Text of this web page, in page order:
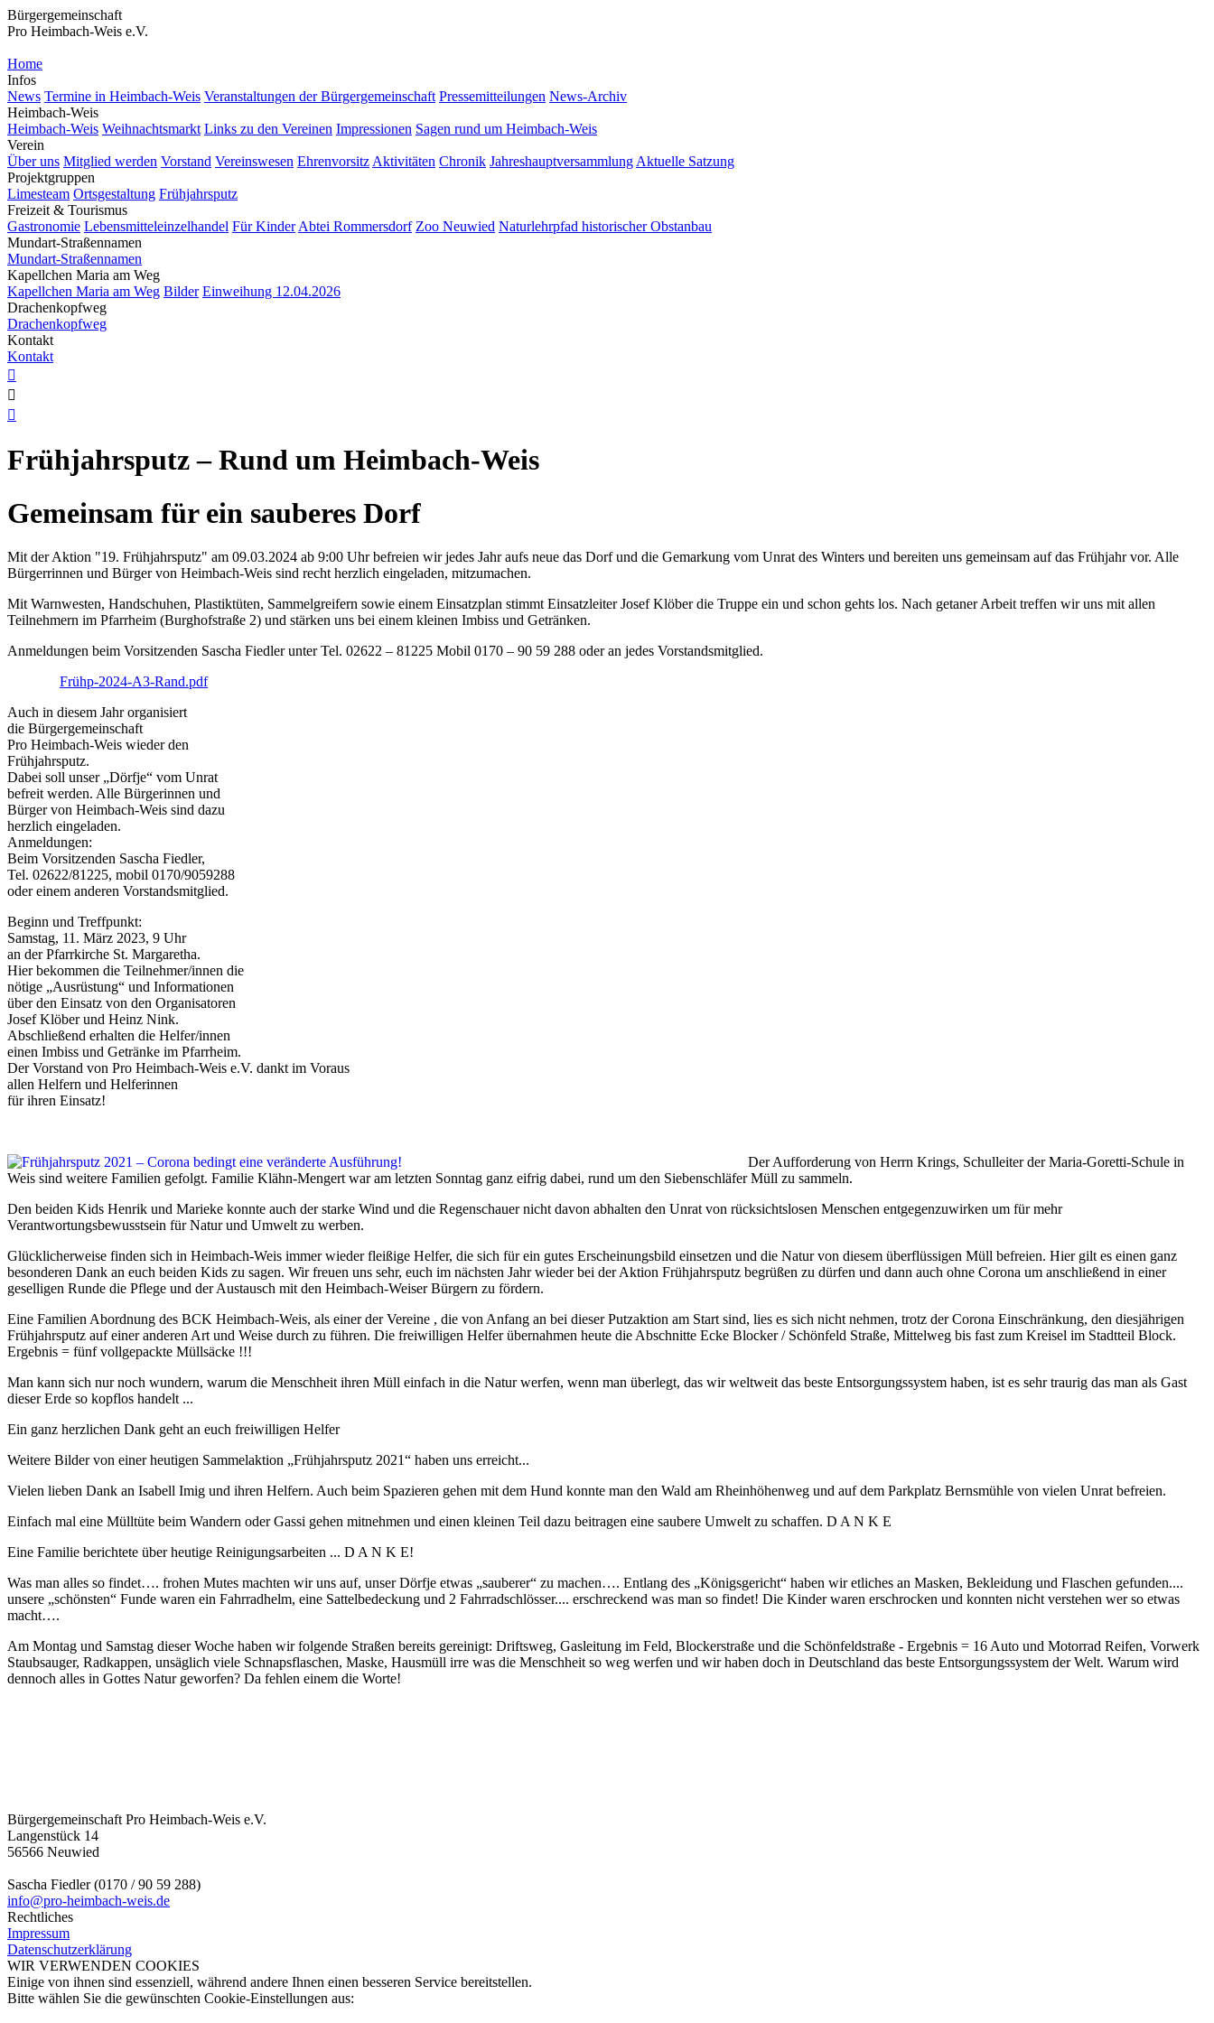
Bürgergemeinschaft
Pro Heimbach-Weis e.V.
Home
Infos
News Termine in Heimbach-Weis Veranstaltungen der Bürgergemeinschaft Pressemitteilungen News-Archiv
Heimbach-Weis
Heimbach-Weis Weihnachtsmarkt Links zu den Vereinen Impressionen Sagen rund um Heimbach-Weis
Verein
Über uns Mitglied werden Vorstand Vereinswesen Ehrenvorsitz Aktivitäten Chronik Jahreshauptversammlung Aktuelle Satzung
Projektgruppen
Limesteam Ortsgestaltung Frühjahrsputz
Freizeit & Tourismus
Gastronomie Lebensmitteleinzelhandel Für Kinder Abtei Rommersdorf Zoo Neuwied Naturlehrpfad historischer Obstanbau
Mundart-Straßennamen
Mundart-Straßennamen
Kapellchen Maria am Weg
Kapellchen Maria am Weg Bilder Einweihung 12.04.2026
Drachenkopfweg
Drachenkopfweg
Kontakt
Kontakt



Frühjahrsputz – Rund um Heimbach-Weis
Gemeinsam für ein sauberes Dorf
Mit der Aktion "19. Frühjahrsputz" am 09.03.2024 ab 9:00 Uhr befreien wir jedes Jahr aufs neue das Dorf und die Gemarkung vom Unrat des Winters und bereiten uns gemeinsam auf das Frühjahr vor. Alle
Bürgerrinnen und Bürger von Heimbach-Weis sind recht herzlich eingeladen, mitzumachen.
Mit Warnwesten, Handschuhen, Plastiktüten, Sammelgreifern sowie einem Einsatzplan stimmt Einsatzleiter Josef Klöber die Truppe ein und schon gehts los. Nach getaner Arbeit treffen wir uns mit allen
Teilnehmern im Pfarrheim (Burghofstraße 2) und stärken uns bei einem kleinen Imbiss und Getränken.
Anmeldungen beim Vorsitzenden Sascha Fiedler unter Tel. 02622 – 81225 Mobil 0170 – 90 59 288 oder an jedes Vorstandsmitglied.
Frühp-2024-A3-Rand.pdf
Auch in diesem Jahr organisiert
die Bürgergemeinschaft
Pro Heimbach-Weis wieder den
Frühjahrsputz.
Dabei soll unser „Dörfje“ vom Unrat
befreit werden. Alle Bürgerinnen und
Bürger von Heimbach-Weis sind dazu
herzlich eingeladen.
Anmeldungen:
Beim Vorsitzenden Sascha Fiedler,
Tel. 02622/81225, mobil 0170/9059288
oder einem anderen Vorstandsmitglied.
Beginn und Treffpunkt:
Samstag, 11. März 2023, 9 Uhr
an der Pfarrkirche St. Margaretha.
Hier bekommen die Teilnehmer/innen die
nötige „Ausrüstung“ und Informationen
über den Einsatz von den Organisatoren
Josef Klöber und Heinz Nink.
Abschließend erhalten die Helfer/innen
einen Imbiss und Getränke im Pfarrheim.
Der Vorstand von Pro Heimbach-Weis e.V. dankt im Voraus
allen Helfern und Helferinnen
für ihren Einsatz!
Der Aufforderung von Herrn Krings, Schulleiter der Maria-Goretti-Schule in
Weis sind weitere Familien gefolgt. Familie Klähn-Mengert war am letzten Sonntag ganz eifrig dabei, rund um den Siebenschläfer Müll zu sammeln.
Den beiden Kids Henrik und Marieke konnte auch der starke Wind und die Regenschauer nicht davon abhalten den Unrat von rücksichtslosen Menschen entgegenzuwirken um für mehr
Verantwortungsbewusstsein für Natur und Umwelt zu werben.
Glücklicherweise finden sich in Heimbach-Weis immer wieder fleißige Helfer, die sich für ein gutes Erscheinungsbild einsetzen und die Natur von diesem überflüssigen Müll befreien. Hier gilt es einen ganz
besonderen Dank an euch beiden Kids zu sagen. Wir freuen uns sehr, euch im nächsten Jahr wieder bei der Aktion Frühjahrsputz begrüßen zu dürfen und dann auch ohne Corona um anschließend in einer
geselligen Runde die Pflege und der Austausch mit den Heimbach-Weiser Bürgern zu fördern.
Eine Familien Abordnung des BCK Heimbach-Weis, als einer der Vereine , die von Anfang an bei dieser Putzaktion am Start sind, lies es sich nicht nehmen, trotz der Corona Einschränkung, den diesjährigen
Frühjahrsputz auf einer anderen Art und Weise durch zu führen. Die freiwilligen Helfer übernahmen heute die Abschnitte Ecke Blocker / Schönfeld Straße, Mittelweg bis fast zum Kreisel im Stadtteil Block.
Ergebnis = fünf vollgepackte Müllsäcke !!!
Man kann sich nur noch wundern, warum die Menschheit ihren Müll einfach in die Natur werfen, wenn man überlegt, das wir weltweit das beste Entsorgungssystem haben, ist es sehr traurig das man als Gast
dieser Erde so kopflos handelt ...
Ein ganz herzlichen Dank geht an euch freiwilligen Helfer
Weitere Bilder von einer heutigen Sammelaktion „Frühjahrsputz 2021“ haben uns erreicht...
Vielen lieben Dank an Isabell Imig und ihren Helfern. Auch beim Spazieren gehen mit dem Hund konnte man den Wald am Rheinhöhenweg und auf dem Parkplatz Bernsmühle von vielen Unrat befreien.
Einfach mal eine Mülltüte beim Wandern oder Gassi gehen mitnehmen und einen kleinen Teil dazu beitragen eine saubere Umwelt zu schaffen. D A N K E
Eine Familie berichtete über heutige Reinigungsarbeiten ... D A N K E!
Was man alles so findet…. frohen Mutes machten wir uns auf, unser Dörfje etwas „sauberer“ zu machen…. Entlang des „Königsgericht“ haben wir etliches an Masken, Bekleidung und Flaschen gefunden....
unsere „schönsten“ Funde waren ein Fahrradhelm, eine Sattelbedeckung und 2 Fahrradschlösser.... erschreckend was man so findet! Die Kinder waren erschrocken und konnten nicht verstehen wer so etwas
macht….
Am Montag und Samstag dieser Woche haben wir folgende Straßen bereits gereinigt: Driftsweg, Gasleitung im Feld, Blockerstraße und die Schönfeldstraße - Ergebnis = 16 Auto und Motorrad Reifen, Vorwerk
Staubsauger, Radkappen, unsäglich viele Schnapsflaschen, Maske, Hausmüll irre was die Menschheit so weg werfen und wir haben doch in Deutschland das beste Entsorgungssystem der Welt. Warum wird
dennoch alles in Gottes Natur geworfen? Da fehlen einem die Worte!
Bürgergemeinschaft Pro Heimbach-Weis e.V.
Langenstück 14
56566 Neuwied
Sascha Fiedler (0170 / 90 59 288)
info@pro-heimbach-weis.de
Rechtliches
Impressum
Datenschutzerklärung
WIR VERWENDEN COOKIES
Einige von ihnen sind essenziell, während andere Ihnen einen besseren Service bereitstellen.
Bitte wählen Sie die gewünschten Cookie-Einstellungen aus: